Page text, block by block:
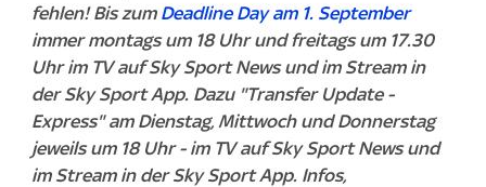
fehlen! Bis zum Deadline Day am 1. September
immer montags um 18 Uhr und freitags um 17.30
Uhr im TV auf Sky Sport News und im Stream in
der Sky Sport App. Dazu "Transfer Update -
Express" am Dienstag, Mittwoch und Donnerstag
jeweils um 18 Uhr - im TV auf Sky Sport News und
im Stream in der Sky Sport App. Infos,